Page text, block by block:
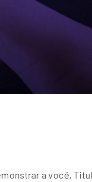
a você,